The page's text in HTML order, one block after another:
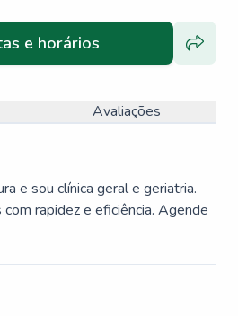
e horários
Menu
Avaliações
e sou clínica geral e geriatria.
rapidez e eficiência. Agende